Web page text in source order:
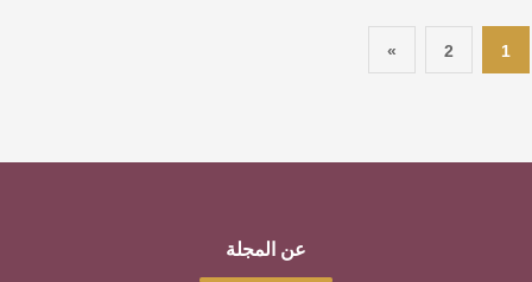
1
2
»
عن المجلة